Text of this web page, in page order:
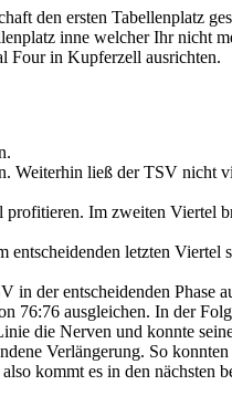
den ersten Tabellenplatz
Four in Kupferzell ausrichten.
Weiterhin ließ der TSV nicht
profitieren. Im zweiten Viertel
letzten Viertel
der entscheidenden Phase
76:76 ausgleichen. In der
die Nerven und konnte
Verlängerung. So konnten